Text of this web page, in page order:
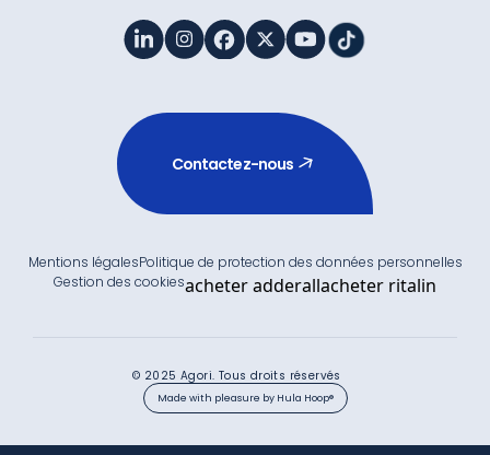
Mentions légalesPolitique de protection des données personnelles
Gestion des cookiesacheter adderallacheter ritalin
Contactez-nous
© 2025 Agori. Tous droits réservés
Made with pleasure by Hula Hoop®